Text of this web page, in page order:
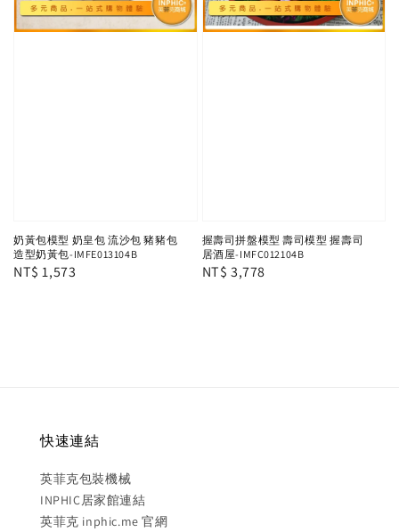
奶黃包模型 奶皇包 流沙包 豬豬包
造型奶黃包-IMFE013104B
Regular
NT$ 1,573
握壽司拼盤模型 壽司模型 握壽司
居酒屋-IMFC012104B
Regular
NT$ 3,778
快速連結
英菲克包裝機械
INPHIC居家館連結
英菲克 inphic.me 官網